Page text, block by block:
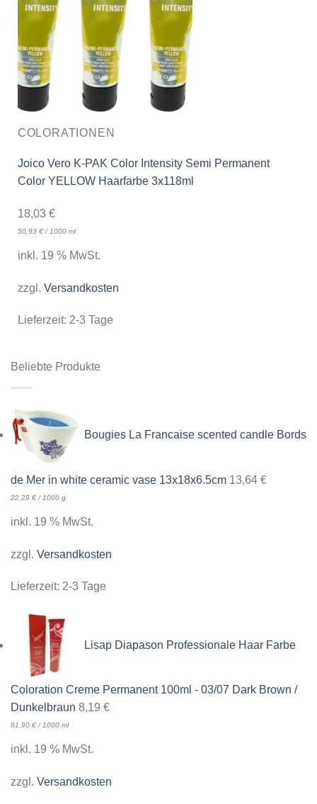
COLORATIONEN
Joico Vero K-PAK Color Intensity Semi Permanent
Color YELLOW Haarfarbe 3x118ml
18,03 €
50,93 €/ 1000 ml
inkl. 19 % MwSt.
zzgl. Versandkosten
Lieferzeit: 2-3 Tage
Beliebte Produkte
Bougies La Francaise scented candle Bords
de Mer in white ceramic vase 13x18x6.5cm 13,64 €
22,29 € / 1000 g
inkl. 19 % MwSt.
zzgl. Versandkosten
Lieferzeit: 2-3 Tage
Lisap Diapason Professionale Haar Farbe
Coloration Creme Permanent 100ml - 03/07 Dark Brown /
Dunkelbraun 8,19 €
81,90 €/1000 ml
inkl. 19 % MwSt.
zzgl. Versandkosten